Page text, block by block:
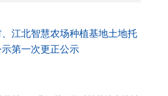
江北智慧农场种植基地土地托
第一次更正公示